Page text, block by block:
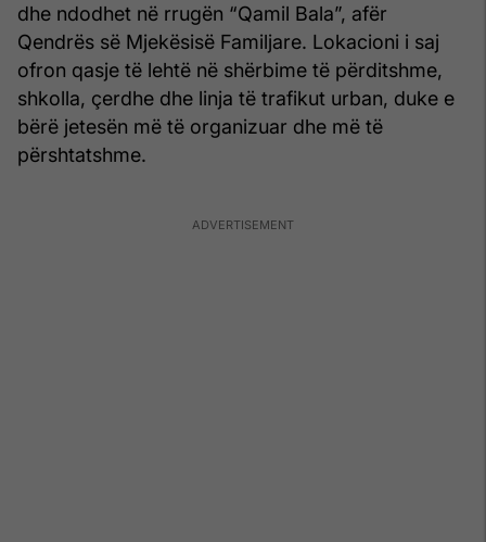
dhe ndodhet në rrugën “Qamil Bala”, afër
Qendrës së Mjekësisë Familjare. Lokacioni i saj
ofron qasje të lehtë në shërbime të përditshme,
shkolla, çerdhe dhe linja të trafikut urban, duke e
bërë jetesën më të organizuar dhe më të
përshtatshme.